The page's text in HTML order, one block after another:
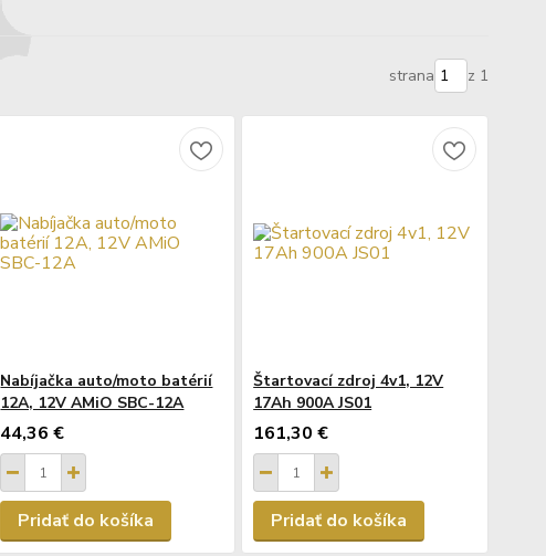
strana z 1
Nabíjačka auto/moto batérií
12A, 12V AMiO SBC-12A
44,36 €
Pridať do košíka
Štartovací zdroj 4v1, 12V
17Ah 900A JS01
161,30 €
Pridať do košíka